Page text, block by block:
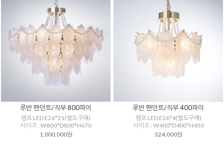
루반 팬던트/직부 800파이
램프 LED E26*21(별도구매)
사이즈 : W800*D800*H670
1,000,000원
루반 팬던트/직부 400파이
램프 LED E26*4(별도구매)
사이즈 : W400*D400*H450
324,000원